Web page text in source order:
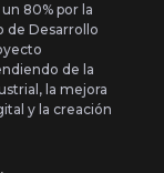
80% por la
de Desarrollo
de la
la mejora
y la creación